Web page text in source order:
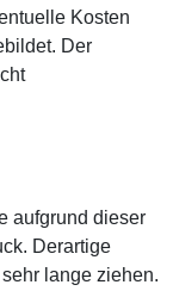
Kosten
Der
aufgrund dieser
Derartige
lange ziehen.